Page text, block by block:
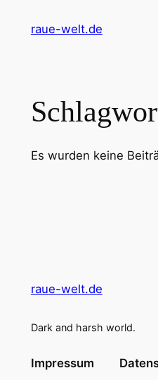
Inhaltraue-welt.de
Es wurden keine
raue-welt.de
Dark and harsh world.
Impressum